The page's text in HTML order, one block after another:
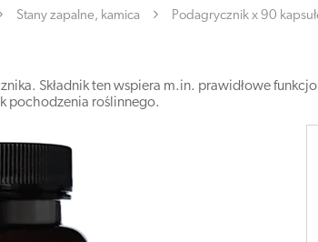
Stany zapalne, kamica Podagrycznik x 90
Składnik ten wspiera m.in. prawidłowe
pochodzenia roślinnego.